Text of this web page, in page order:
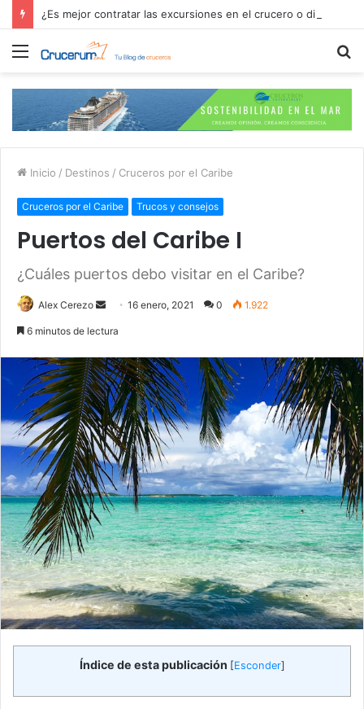
Menú
Inicio / Destinos / Cruceros por el Caribe
Cruceros por el Caribe Trucos y consejos
Puertos del Caribe I
¿Cuáles puertos debo visitar en el Caribe?
Alex Cerezo
Send16 enero, 2021 0 1.922
6 minutos de lectura
Índice de esta publicación [Esconder]